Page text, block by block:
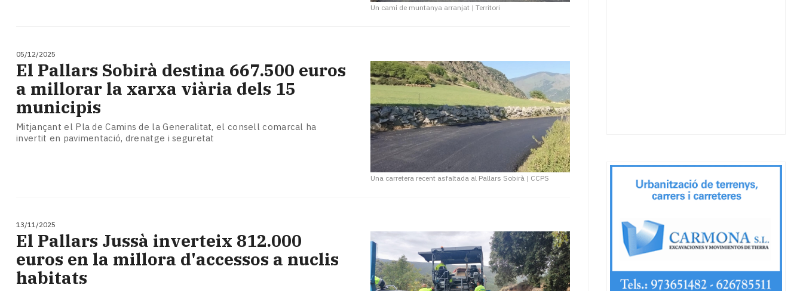
Un camí de muntanya arranjat |Territori
05/12/2025
Una carretera recent asfaltada al Pallars Sobirà | CCPS
El Pallars Sobirà destina 667.500 euros
a millorar la xarxa viària dels 15
municipis
Mitjançant el Pla de Camins de la Generalitat, el consell comarcal ha
invertit en pavimentació, drenatge i seguretat
13/11/2025
​El Pallars Jussà inverteix 812.000
euros en la millora d'accessos a nuclis
habitats